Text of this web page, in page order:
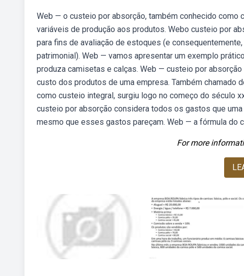
Web — o custeio por absorção, também conhecido
variáveis de produção aos produtos. Webo custeio por
para fins de avaliação de estoques (e
patrimonial). Web — vamos apresentar um exemplo
produza camisetas e calças. Web — custeio por
custo dos produtos de uma empresa. Também chamado
como custeio integral, surgiu logo no começo do século
custeio por absorção considera todos os gastos que
mesmo que esses gastos pareçam. Web — a fórmula do
For more